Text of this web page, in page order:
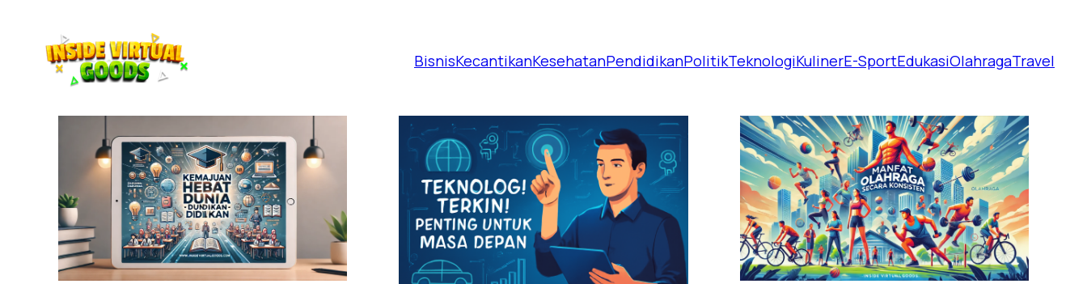
BisnisKecantikanKesehatanPendidikanPolitikTeknologiKulinerE-SportEdukasiOlahragaTravel